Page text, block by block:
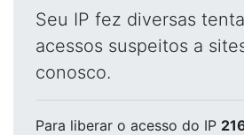
Seu IP fez diversas
acessos suspeitos a
conosco.
Para liberar o acesso do IP